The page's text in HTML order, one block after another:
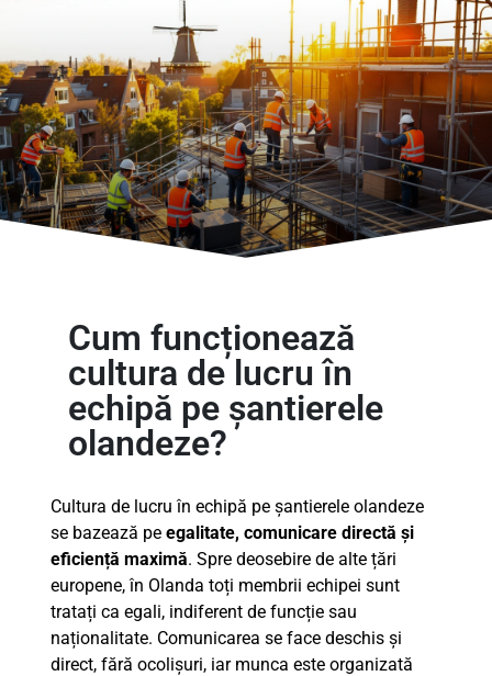
Cum funcționează
cultura de lucru în
echipă pe șantierele
olandeze?
Cultura de lucru în echipă pe șantierele olandeze
se bazează pe egalitate, comunicare directă și
eficiență maximă. Spre deosebire de alte țări
europene, în Olanda toți membrii echipei sunt
tratați ca egali, indiferent de funcție sau
naționalitate. Comunicarea se face deschis și
direct, fără ocolișuri, iar munca este organizată